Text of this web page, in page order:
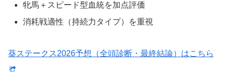
牝馬＋スピード型血統を加点評価
消耗戦適性（持続力タイプ）を重視
葵ステークス2026予想（全頭診断・最終結論）はこちら